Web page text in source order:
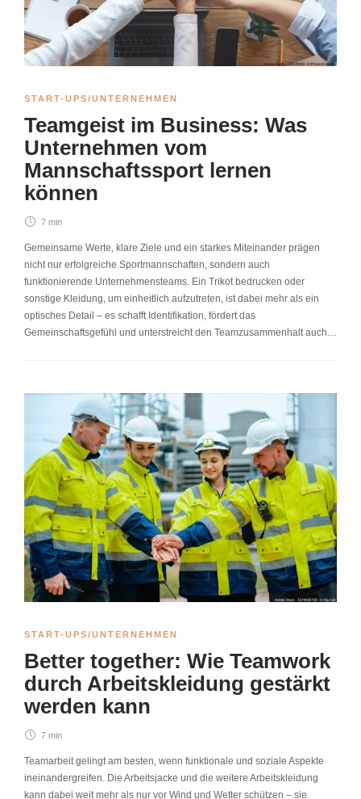
START-UPS/UNTERNEHMEN
Teamgeist im Business: Was
Unternehmen vom
Mannschaftssport lernen
können
7 min
Gemeinsame Werte, klare Ziele und ein starkes Miteinander prägen
nicht nur erfolgreiche Sportmannschaften, sondern auch
funktionierende Unternehmensteams. Ein Trikot bedrucken oder
sonstige Kleidung, um einheitlich aufzutreten, ist dabei mehr als ein
optisches Detail – es schafft Identifikation, fördert das
Gemeinschaftsgefühl und unterstreicht den Teamzusammenhalt auch…
START-UPS/UNTERNEHMEN
Better together: Wie Teamwork
durch Arbeitskleidung gestärkt
werden kann
7 min
Teamarbeit gelingt am besten, wenn funktionale und soziale Aspekte
ineinandergreifen. Die Arbeitsjacke und die weitere Arbeitskleidung
kann dabei weit mehr als nur vor Wind und Wetter schützen – sie